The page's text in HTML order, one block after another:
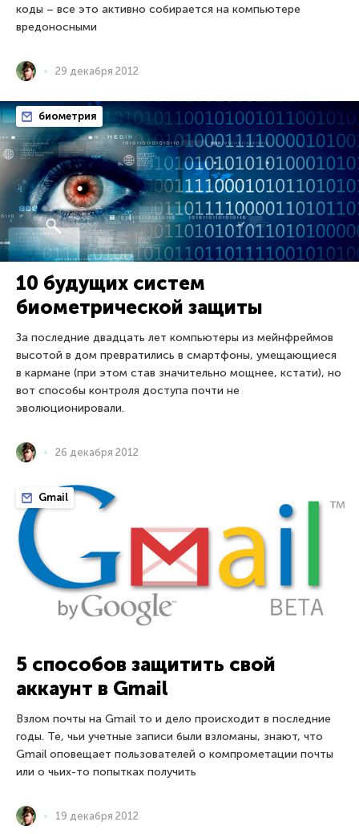
коды – все это активно собирается на компьютере
вредоносными
29 декабря 2012
биометрия
10 будущих систем
биометрической защиты
За последние двадцать лет компьютеры из мейнфреймов
высотой в дом превратились в смартфоны, умещающиеся
в кармане (при этом став значительно мощнее, кстати), но
вот способы контроля доступа почти не
эволюционировали.
26 декабря 2012
Gmail
5 способов защитить свой
аккаунт в Gmail
Взлом почты на Gmail то и дело происходит в последние
годы. Те, чьи учетные записи были взломаны, знают, что
Gmail оповещает пользователей о компрометации почты
или о чьих-то попытках получить
19 декабря 2012